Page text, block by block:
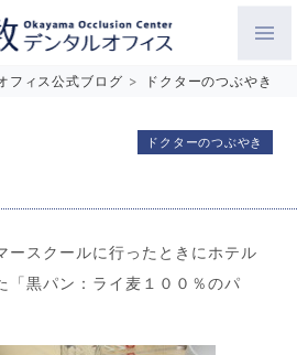
フィス公式ブログ > ドクターのつぶやき
ドクターのつぶやき
ースクールに行ったときにホテル
「黒パン：ライ麦１００％のパ